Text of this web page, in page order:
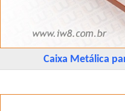
Caixa Metálica